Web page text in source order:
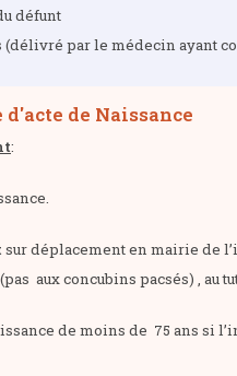
défunt
(délivré par le médecin ayant
de Naissance
:
sur déplacement en mairie de
aux concubins pacsés) , au
de moins de 75 ans si